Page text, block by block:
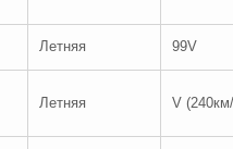
Летняя 99V
Летняя V